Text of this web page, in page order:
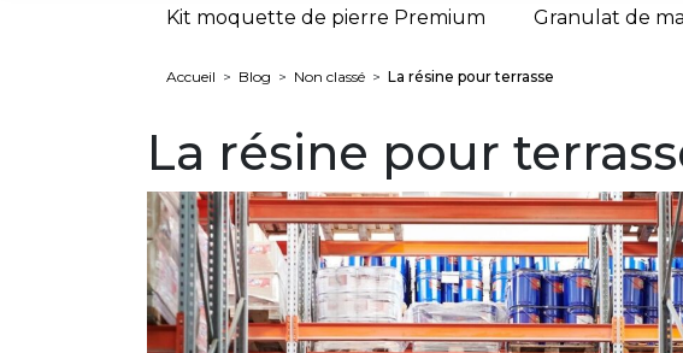
Kit moquette de pierre Premium Granulat de
Accueil > Blog > Non classé > La résine pour terrasse
La résine pour